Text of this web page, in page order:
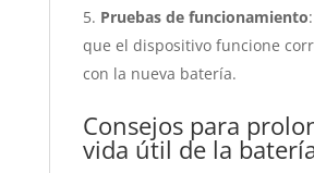
Pruebas de funcionamiento
que el dispositivo funcione
con la nueva batería.
Consejos para
vida útil de la